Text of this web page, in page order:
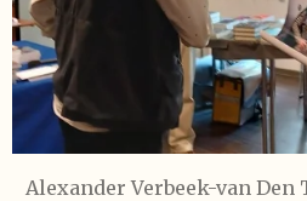
AlexanderVerbeek-van Den